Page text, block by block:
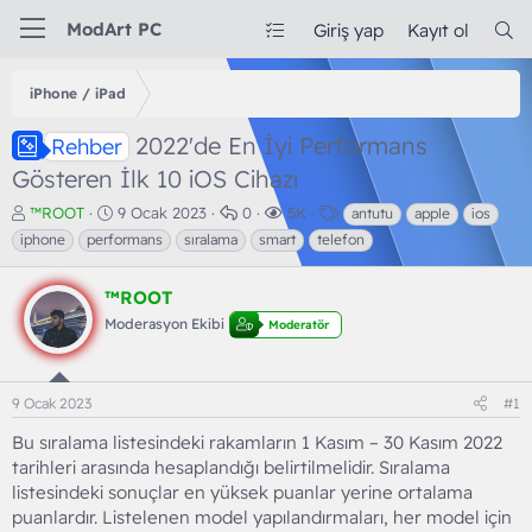
ModArt PC Giriş yap Kayıt ol
iPhone / iPad
Rehber 2022'de En İyi Performans
Gösteren İlk 10 iOS Cihazı
K
o
n
u
y
u
b
a
ş
a
t
a
n
™ROOT
B
a
ş
a
n
ç
r
i
h
i
9 Ocak 2023
C
e
v
l
a
0
G
ö
r
t
ü
e
5K
E
t
i
r
antutu apple
ios
iphone
performans sıralama smart telefon
™ROOT
Moderasyon Ekibi Moderatör
9 Ocak 2023 #1
Bu sıralama listesindeki rakamların 1 Kasım – 30 Kasım 2022
tarihleri arasında hesaplandığı belirtilmelidir. Sıralama
listesindeki sonuçlar en yüksek puanlar yerine ortalama
puanlardır. Listelenen model yapılandırmaları, her model için